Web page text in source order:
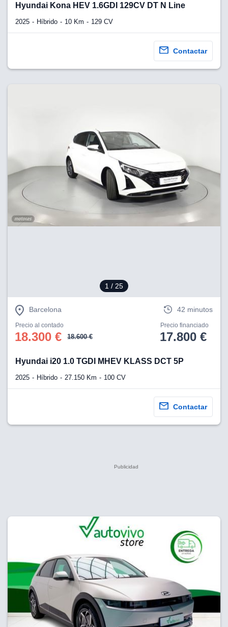
Hyundai Kona HEV 1.6GDI 129CV DT N Line
2025 Híbrido 10 Km 129 CV
Contactar
1 / 25
Barcelona 42 minutos
Precio al contado
18.300 € 18.600 €
Precio financiado
17.800 €
Hyundai i20 1.0 TGDI MHEV KLASS DCT 5P
2025 Híbrido 27.150 Km 100 CV
Contactar